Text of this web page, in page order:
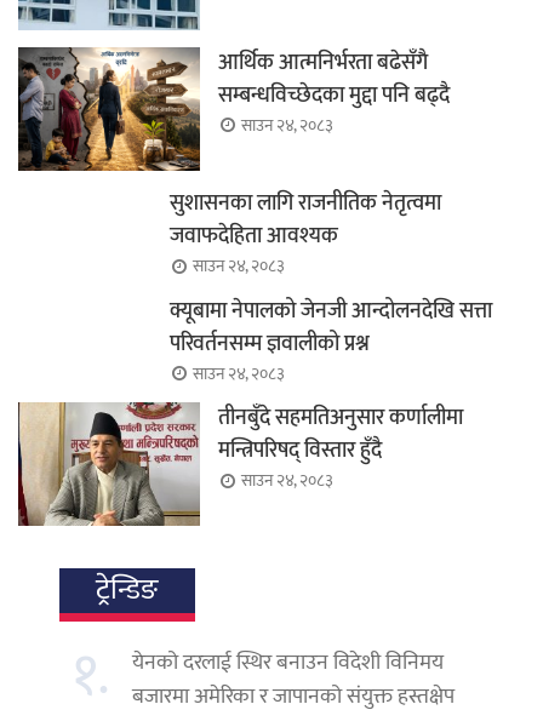
आर्थिक आत्मनिर्भरता बढेसँगै
सम्बन्धविच्छेदका मुद्दा पनि बढ्दै
साउन २४, २०८३
सुशासनका लागि राजनीतिक नेतृत्वमा
जवाफदेहिता आवश्यक
साउन २४, २०८३
क्यूबामा नेपालको जेनजी आन्दोलनदेखि सत्ता
परिवर्तनसम्म ज्ञवालीको प्रश्न
साउन २४, २०८३
तीनबुँदे सहमतिअनुसार कर्णालीमा
मन्त्रिपरिषद् विस्तार हुँदै
साउन २४, २०८३
ट्रेन्डिङ
१.
येनको दरलाई स्थिर बनाउन विदेशी विनिमय
बजारमा अमेरिका र जापानको संयुक्त हस्तक्षेप